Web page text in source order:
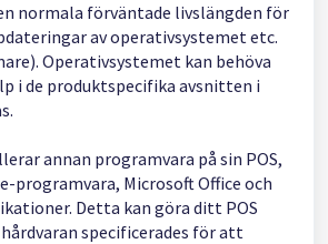
normala förväntade livslängden för
av operativsystemet etc.
Operativsystemet kan behöva
i de produktspecifika avsnitten i
annan programvara på sin POS,
programvara, Microsoft Office och
Detta kan göra ditt POS
specificerades för att